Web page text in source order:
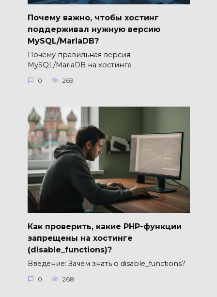
Почему важно, чтобы хостинг
поддерживал нужную версию
MySQL/MariaDB?
Почему правильная версия
MySQL/MariaDB на хостинге
0 269
Как проверить, какие PHP-функции
запрещены на хостинге
(disable_functions)?
Введение: Зачем знать о disable_functions?
0 268